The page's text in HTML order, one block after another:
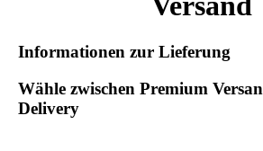
Informationen zur Lieferung
Wähle zwischen Premium
Delivery